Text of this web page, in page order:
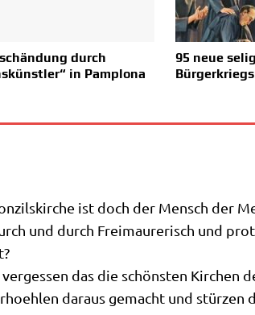
durch
in Pamplona
95 neue
ist doch der Mensch der
und durch Frei­mau­re­risch und
das die schön­sten
dar­aus gemacht und